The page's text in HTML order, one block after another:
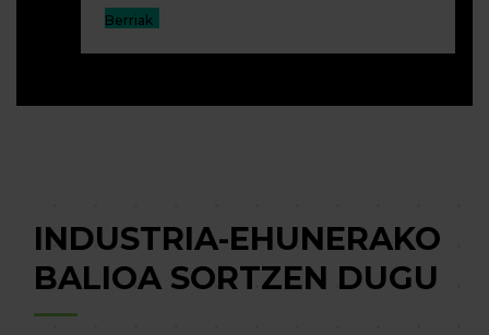
Berriak
INDUSTRIA-EHUNERAKO
BALIOA SORTZEN DUGU